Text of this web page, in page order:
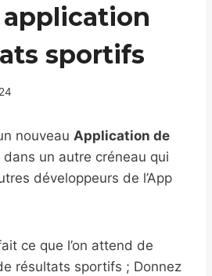
sportifs
nouveau Application de
un autre créneau qui
développeurs de l’App
ce que l’on attend de
résultats sportifs ; Donnez